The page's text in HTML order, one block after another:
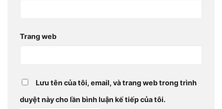
Trang web
Lưu tên của tôi, email, và trang web trong trình
duyệt này cho lần bình luận kế tiếp của tôi.